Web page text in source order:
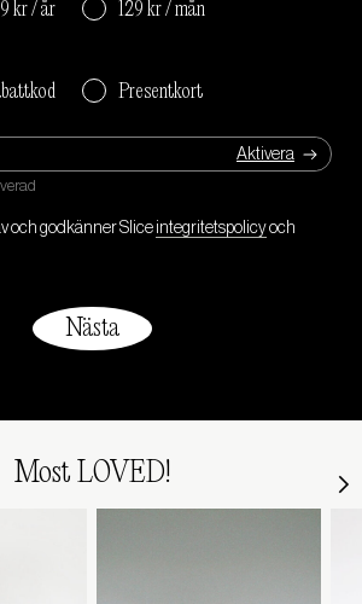
kr / år 129 kr / mån
Presentkort
och godkänner Slice integritetspolicyoch
Most LOVED!